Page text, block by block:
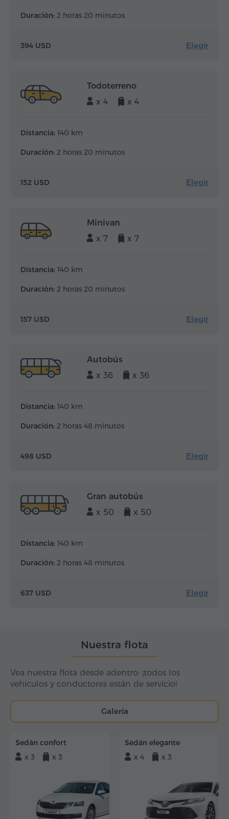
Duración: 2 horas 20 minutos
394 USD Elegir
Todoterreno
x 4
x 4
Distancia: 140 km
Duración: 2 horas 20 minutos
152 USD Elegir
Minivan
x 7
x 7
Distancia: 140 km
Duración: 2 horas 20 minutos
157 USD Elegir
Autobús
x 36
x 36
Distancia: 140 km
Duración: 2 horas 48 minutos
498 USD Elegir
Gran autobús
x 50
x 50
Distancia: 140 km
Duración: 2 horas 48 minutos
637 USD Elegir
Nuestra flota
Vea nuestra flota desde adentro: ¡todos los
vehículos y conductores están de servicio!
Galería
Sedán confort
x 3
x 3
Sedán elegante
x 4
x 3